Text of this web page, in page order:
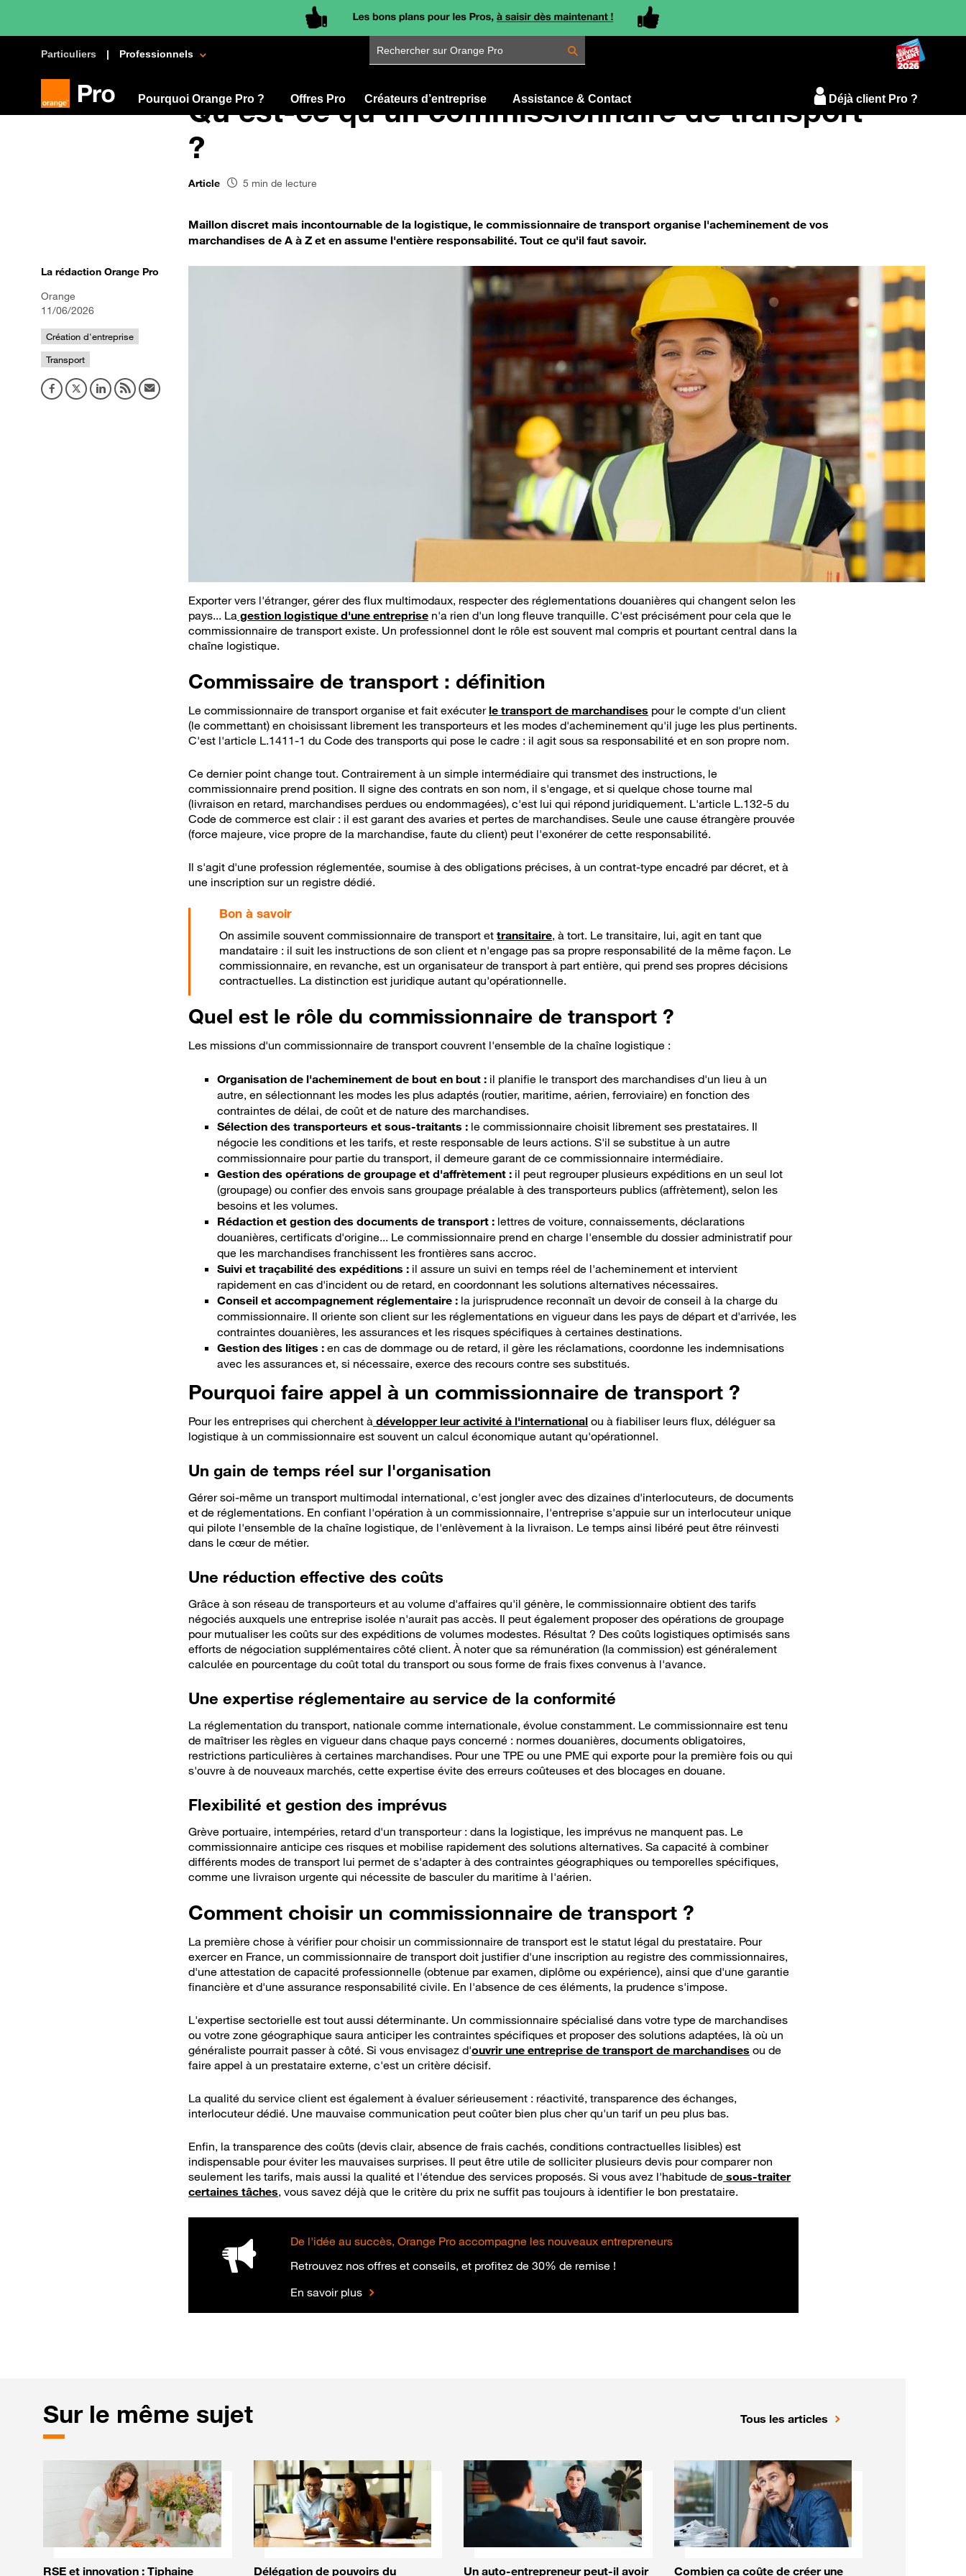
Particuliers Professionnels
Rechercher sur Orange Pro
Pourquoi Orange Pro ? Offres Pro Créateurs d’entreprise Assistance & Contact Déjà client Pro ?
Qu’est-ce qu’un commissionnaire de transport
?
Article 5 min de lecture
Maillon discret mais incontournable de la logistique, le commissionnaire de transport organise l'acheminement de vos
marchandises de A à Z et en assume l'entière responsabilité. Tout ce qu'il faut savoir.
La rédaction Orange Pro
Orange
11/06/2026
Création d'entreprise
Transport
Exporter vers l'étranger, gérer des flux multimodaux, respecter des réglementations douanières qui changent selon les
pays... La gestion logistique d'une entreprise n'a rien d'un long fleuve tranquille. C'est précisément pour cela que le
commissionnaire de transport existe. Un professionnel dont le rôle est souvent mal compris et pourtant central dans la
chaîne logistique.
Commissaire de transport : définition
Le commissionnaire de transport organise et fait exécuter le transport de marchandises pour le compte d'un client
(le commettant) en choisissant librement les transporteurs et les modes d'acheminement qu'il juge les plus pertinents.
C'est l'article L.1411-1 du Code des transports qui pose le cadre : il agit sous sa responsabilité et en son propre nom.
Ce dernier point change tout. Contrairement à un simple intermédiaire qui transmet des instructions, le
commissionnaire prend position. Il signe des contrats en son nom, il s'engage, et si quelque chose tourne mal
(livraison en retard, marchandises perdues ou endommagées), c'est lui qui répond juridiquement. L'article L.132-5 du
Code de commerce est clair : il est garant des avaries et pertes de marchandises. Seule une cause étrangère prouvée
(force majeure, vice propre de la marchandise, faute du client) peut l'exonérer de cette responsabilité.
Il s'agit d'une profession réglementée, soumise à des obligations précises, à un contrat-type encadré par décret, et à
une inscription sur un registre dédié.
Bon à savoir
On assimile souvent commissionnaire de transport ettransitaire, à tort. Le transitaire, lui, agit en tant que
mandataire : il suit les instructions de son client et n'engage pas sa propre responsabilité de la même façon. Le
commissionnaire, en revanche, est un organisateur de transport à part entière, qui prend ses propres décisions
contractuelles. La distinction est juridique autant qu'opérationnelle.
Quel est le rôle du commissionnaire de transport ?
Les missions d'un commissionnaire de transport couvrent l'ensemble de la chaîne logistique :
Organisation de l'acheminement de bout en bout : il planifie le transport des marchandises d'un lieu à un
autre, en sélectionnant les modes les plus adaptés (routier, maritime, aérien, ferroviaire) en fonction des
contraintes de délai, de coût et de nature des marchandises.
Sélection des transporteurs et sous-traitants : le commissionnaire choisit librement ses prestataires. Il
négocie les conditions et les tarifs, et reste responsable de leurs actions. S'il se substitue à un autre
commissionnaire pour partie du transport, il demeure garant de ce commissionnaire intermédiaire.
Gestion des opérations de groupage et d'affrètement : il peut regrouper plusieurs expéditions en un seul lot
(groupage) ou confier des envois sans groupage préalable à des transporteurs publics (affrètement), selon les
besoins et les volumes.
Rédaction et gestion des documents de transport : lettres de voiture, connaissements, déclarations
douanières, certificats d'origine... Le commissionnaire prend en charge l'ensemble du dossier administratif pour
que les marchandises franchissent les frontières sans accroc.
Suivi et traçabilité des expéditions : il assure un suivi en temps réel de l'acheminement et intervient
rapidement en cas d'incident ou de retard, en coordonnant les solutions alternatives nécessaires.
Conseil et accompagnement réglementaire : la jurisprudence reconnaît un devoir de conseil à la charge du
commissionnaire. Il oriente son client sur les réglementations en vigueur dans les pays de départ et d'arrivée, les
contraintes douanières, les assurances et les risques spécifiques à certaines destinations.
Gestion des litiges : en cas de dommage ou de retard, il gère les réclamations, coordonne les indemnisations
avec les assurances et, si nécessaire, exerce des recours contre ses substitués.
Pourquoi faire appel à un commissionnaire de transport ?
Pour les entreprises qui cherchent à développer leur activité à l'international ou à fiabiliser leurs flux, déléguer sa
logistique à un commissionnaire est souvent un calcul économique autant qu'opérationnel.
Un gain de temps réel sur l'organisation
Gérer soi-même un transport multimodal international, c'est jongler avec des dizaines d'interlocuteurs, de documents
et de réglementations. En confiant l'opération à un commissionnaire, l'entreprise s'appuie sur un interlocuteur unique
qui pilote l'ensemble de la chaîne logistique, de l'enlèvement à la livraison. Le temps ainsi libéré peut être réinvesti
dans le cœur de métier.
Une réduction effective des coûts
Grâce à son réseau de transporteurs et au volume d'affaires qu'il génère, le commissionnaire obtient des tarifs
négociés auxquels une entreprise isolée n'aurait pas accès. Il peut également proposer des opérations de groupage
pour mutualiser les coûts sur des expéditions de volumes modestes. Résultat ? Des coûts logistiques optimisés sans
efforts de négociation supplémentaires côté client. À noter que sa rémunération (la commission) est généralement
calculée en pourcentage du coût total du transport ou sous forme de frais fixes convenus à l'avance.
Une expertise réglementaire au service de la conformité
La réglementation du transport, nationale comme internationale, évolue constamment. Le commissionnaire est tenu
de maîtriser les règles en vigueur dans chaque pays concerné : normes douanières, documents obligatoires,
restrictions particulières à certaines marchandises. Pour une TPE ou une PME qui exporte pour la première fois ou qui
s'ouvre à de nouveaux marchés, cette expertise évite des erreurs coûteuses et des blocages en douane.
Flexibilité et gestion des imprévus
Grève portuaire, intempéries, retard d'un transporteur : dans la logistique, les imprévus ne manquent pas. Le
commissionnaire anticipe ces risques et mobilise rapidement des solutions alternatives. Sa capacité à combiner
différents modes de transport lui permet de s'adapter à des contraintes géographiques ou temporelles spécifiques,
comme une livraison urgente qui nécessite de basculer du maritime à l'aérien.
Comment choisir un commissionnaire de transport ?
La première chose à vérifier pour choisir un commissionnaire de transport est le statut légal du prestataire. Pour
exercer en France, un commissionnaire de transport doit justifier d'une inscription au registre des commissionnaires,
d'une attestation de capacité professionnelle (obtenue par examen, diplôme ou expérience), ainsi que d'une garantie
financière et d'une assurance responsabilité civile. En l'absence de ces éléments, la prudence s'impose.
L'expertise sectorielle est tout aussi déterminante. Un commissionnaire spécialisé dans votre type de marchandises
ou votre zone géographique saura anticiper les contraintes spécifiques et proposer des solutions adaptées, là où un
généraliste pourrait passer à côté. Si vous envisagez d'ouvrir une entreprise de transport de marchandises ou de
faire appel à un prestataire externe, c'est un critère décisif.
La qualité du service client est également à évaluer sérieusement : réactivité, transparence des échanges,
interlocuteur dédié. Une mauvaise communication peut coûter bien plus cher qu'un tarif un peu plus bas.
Enfin, la transparence des coûts (devis clair, absence de frais cachés, conditions contractuelles lisibles) est
indispensable pour éviter les mauvaises surprises. Il peut être utile de solliciter plusieurs devis pour comparer non
seulement les tarifs, mais aussi la qualité et l'étendue des services proposés. Si vous avez l'habitude de sous-traiter
certaines tâches, vous savez déjà que le critère du prix ne suffit pas toujours à identifier le bon prestataire.
De l'idée au succès, Orange Pro accompagne les nouveaux entrepreneurs
Retrouvez nos offres et conseils, et profitez de 30% de remise !
En savoir plus
Sur le même sujet Tous les articles
RSE et innovation : Tiphaine Délégation de pouvoirs du Un auto-entrepreneur peut-il avoir Combien ça coûte de créer une